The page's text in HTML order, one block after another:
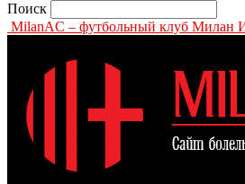
Поиск
MilanAC – футбольный клуб Милан